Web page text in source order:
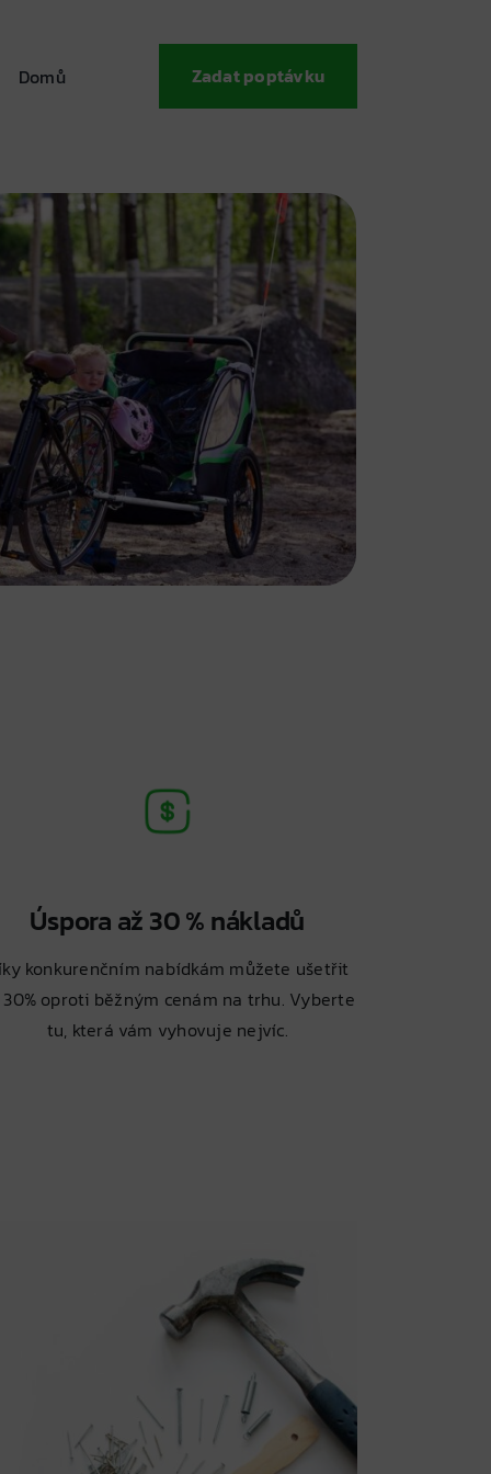
Domů Zadat poptávku
Úspora až 30 % nákladů
konkurenčním nabídkám můžete ušetřit
oproti běžným cenám na trhu. Vyberte
tu, která vám vyhovuje nejvíc.